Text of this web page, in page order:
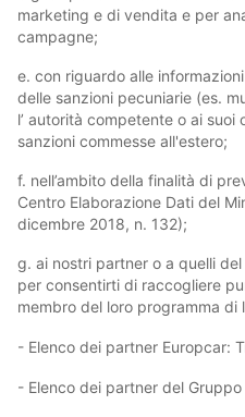
marketing e di vendita e per
campagne;
e. con riguardo alle
delle sanzioni pecuniarie (es.
l’ autorità competente o ai suoi
sanzioni commesse all'estero;
f. nell’ambito della finalità di
Centro Elaborazione Dati del
dicembre 2018, n. 132);
g. ai nostri partner o a quelli
per consentirti di raccogliere
membro del loro programma di
- Elenco dei partner Europcar:
- Elenco dei partner del Gruppo